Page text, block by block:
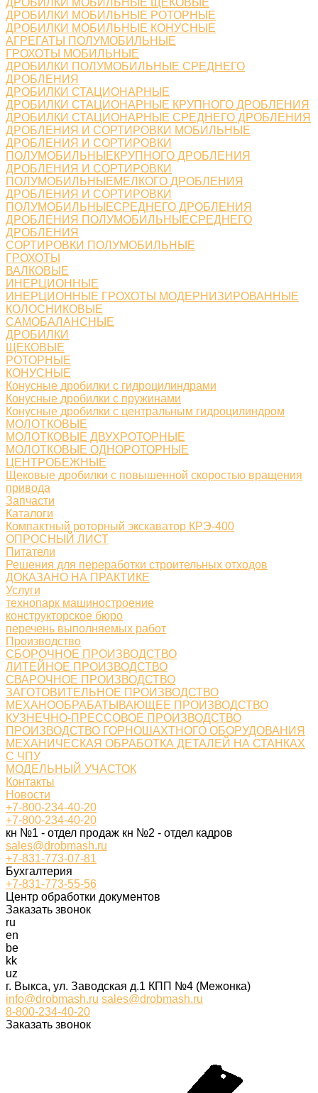
ДРОБИЛКИ МОБИЛЬНЫЕ ЩЕКОВЫЕ
ДРОБИЛКИ МОБИЛЬНЫЕ РОТОРНЫЕ
ДРОБИЛКИ МОБИЛЬНЫЕ КОНУСНЫЕ
АГРЕГАТЫ ПОЛУМОБИЛЬНЫЕ
ГРОХОТЫ МОБИЛЬНЫЕ
ДРОБИЛКИ ПОЛУМОБИЛЬНЫЕ СРЕДНЕГО
ДРОБЛЕНИЯ
ДРОБИЛКИ СТАЦИОНАРНЫЕ
ДРОБИЛКИ СТАЦИОНАРНЫЕ КРУПНОГО ДРОБЛЕНИЯ
ДРОБИЛКИ СТАЦИОНАРНЫЕ СРЕДНЕГО ДРОБЛЕНИЯ
ДРОБЛЕНИЯ И СОРТИРОВКИ МОБИЛЬНЫЕ
ДРОБЛЕНИЯ И СОРТИРОВКИ
ПОЛУМОБИЛЬНЫЕКРУПНОГО ДРОБЛЕНИЯ
ДРОБЛЕНИЯ И СОРТИРОВКИ
ПОЛУМОБИЛЬНЫЕМЕЛКОГО ДРОБЛЕНИЯ
ДРОБЛЕНИЯ И СОРТИРОВКИ
ПОЛУМОБИЛЬНЫЕСРЕДНЕГО ДРОБЛЕНИЯ
ДРОБЛЕНИЯ ПОЛУМОБИЛЬНЫЕСРЕДНЕГО
ДРОБЛЕНИЯ
СОРТИРОВКИ ПОЛУМОБИЛЬНЫЕ
ГРОХОТЫ
ВАЛКОВЫЕ
ИНЕРЦИОННЫЕ
ИНЕРЦИОННЫЕ ГРОХОТЫ МОДЕРНИЗИРОВАННЫЕ
КОЛОСНИКОВЫЕ
САМОБАЛАНСНЫЕ
ДРОБИЛКИ
ЩЕКОВЫЕ
РОТОРНЫЕ
КОНУСНЫЕ
Конусные дробилки с гидроцилиндрами
Конусные дробилки с пружинами
Конусные дробилки с центральным гидроцилиндром
МОЛОТКОВЫЕ
МОЛОТКОВЫЕ ДВУХРОТОРНЫЕ
МОЛОТКОВЫЕ ОДНОРОТОРНЫЕ
ЦЕНТРОБЕЖНЫЕ
Щековые дробилки с повышенной скоростью вращения
привода
Запчасти
Каталоги
Компактный роторный экскаватор КРЭ-400
ОПРОСНЫЙ ЛИСТ
Питатели
Решения для переработки строительных отходов
ДОКАЗАНО НА ПРАКТИКЕ
Услуги
технопарк машиностроение
конструкторское бюро
перечень выполняемых работ
Производство
СБОРОЧНОЕ ПРОИЗВОДСТВО
ЛИТЕЙНОЕ ПРОИЗВОДСТВО
СВАРОЧНОЕ ПРОИЗВОДСТВО
ЗАГОТОВИТЕЛЬНОЕ ПРОИЗВОДСТВО
МЕХАНООБРАБАТЫВАЮЩЕЕ ПРОИЗВОДСТВО
КУЗНЕЧНО-ПРЕССОВОЕ ПРОИЗВОДСТВО
ПРОИЗВОДСТВО ГОРНОШАХТНОГО ОБОРУДОВАНИЯ
МЕХАНИЧЕСКАЯ ОБРАБОТКА ДЕТАЛЕЙ НА СТАНКАХ
С ЧПУ
МОДЕЛЬНЫЙ УЧАСТОК
Контакты
Новости
+7-800-234-40-20
+7-800-234-40-20
кн №1 - отдел продаж кн №2 - отдел кадров
sales@drobmash.ru
+7-831-773-07-81
Бухгалтерия
+7-831-773-55-56
Центр обработки документов
Заказать звонок
ru
en
be
kk
uz
г. Выкса, ул. Заводская д.1 КПП №4 (Межонка)
info@drobmash.ru sales@drobmash.ru
8-800-234-40-20
Заказать звонок